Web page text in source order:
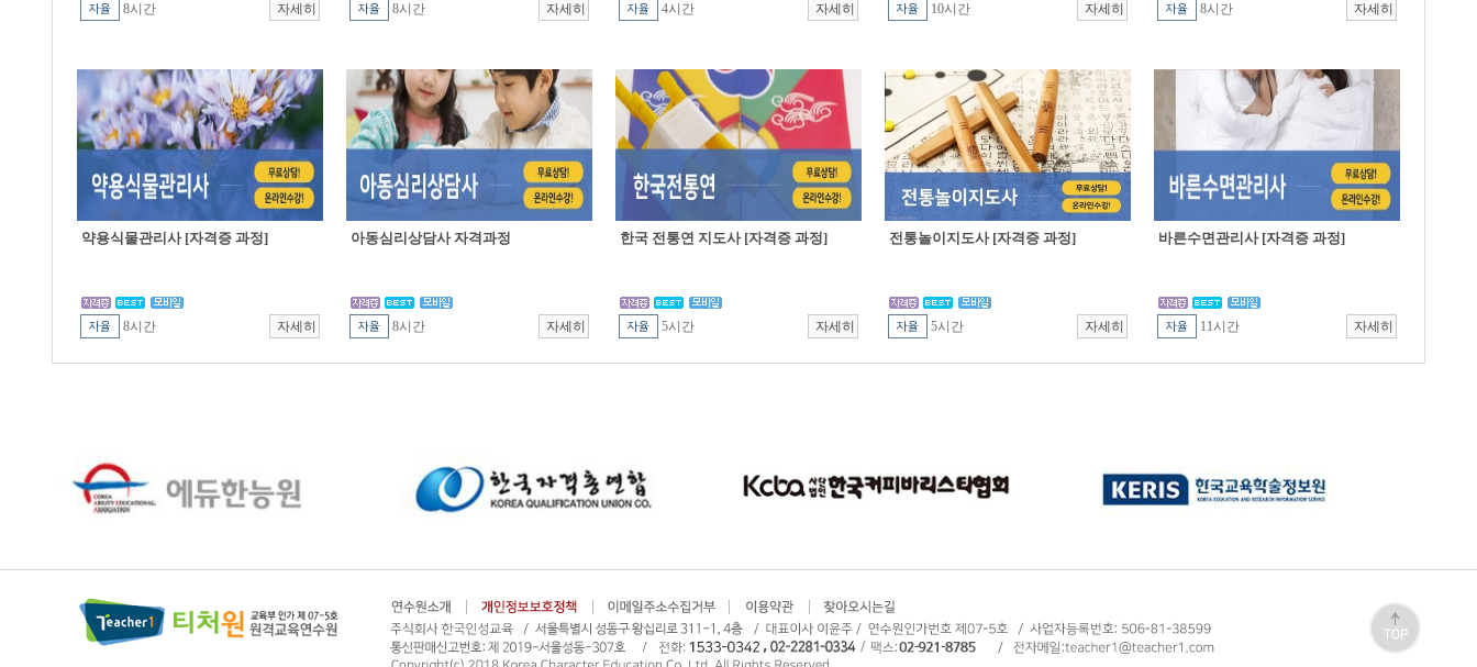
8시간 8시간 4시간 10시간 8시간
약용식물관리사 [자격증 과정]
8시간
아동심리상담사 자격과정
8시간
한국 전통연 지도사 [자격증 과정]
5시간
전통놀이지도사 [자격증 과정]
5시간
바른수면관리사 [자격증 과정]
11시간